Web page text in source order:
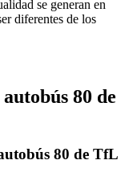
se generan en
diferentes de los
80 de
80 de TfL